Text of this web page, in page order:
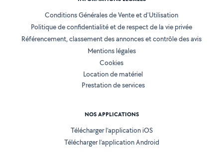
Conditions Générales de Vente et d'Utilisation
Politique de confidentialité et de respect de la vie privée
Référencement, classement des annonces et contrôle des avis
Mentions légales
Cookies
Location de matériel
Prestation de services
NOS APPLICATIONS
Télécharger l’application iOS
Télécharger l’application Android